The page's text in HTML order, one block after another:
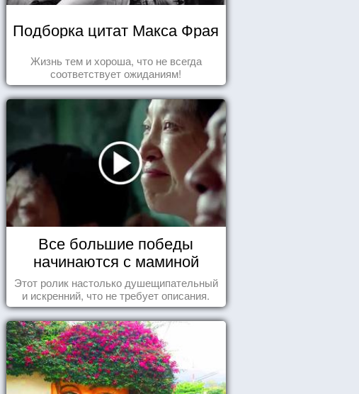
Подборка цитат Макса Фрая
Жизнь тем и хороша, что не всегда
соответствует ожиданиям!
Все большие победы
начинаются с маминой
колыбели
Этот ролик настолько душещипательный
и искренний, что не требует описания.